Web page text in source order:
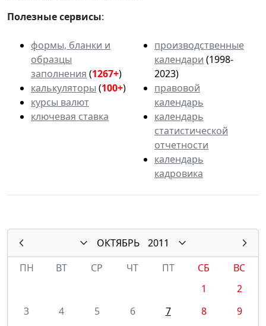
Полезные сервисы:
формы, бланки и
образцы
заполнения (1267+)
калькуляторы (100+)
курсы валют
ключевая ставка
производственные
календари (1998-
2023)
правовой
календарь
календарь
статистической
отчетности
календарь
кадровика
ОКТЯБРЬ
2011
ПН
ВТ СР ЧТ ПТ СБ
ВС
1
2
3
4 5 6 7 8
9